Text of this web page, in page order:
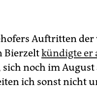
Auftritten
Bierzeltkündigte er
sich noch im
ich sonst nicht